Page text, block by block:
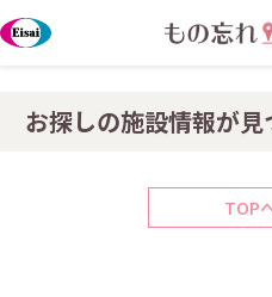
お探しの施設情報が見
TOP